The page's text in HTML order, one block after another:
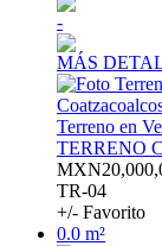
-
MÁS
Terreno en
TERRENO
TR-04
+/- Favorito
0.0 m²